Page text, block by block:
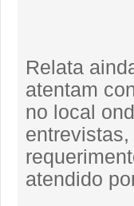
Relata
atentam
no local
atendido